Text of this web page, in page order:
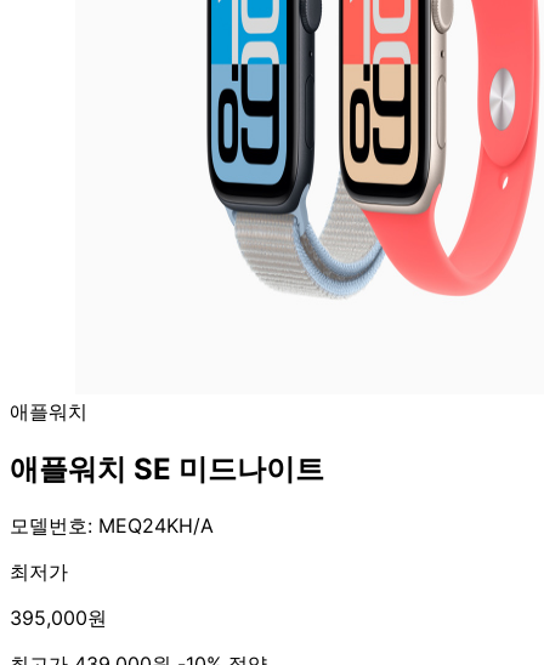
애플워치
애플워치 SE 미드나이트
모델번호: MEQ24KH/A
최저가
395,000원